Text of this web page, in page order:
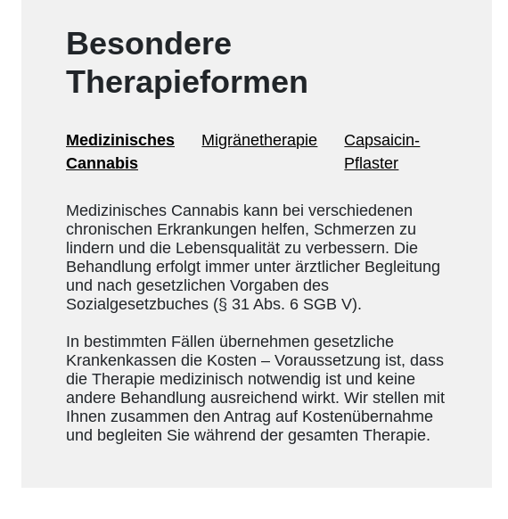
Besondere
Therapieformen
Medizinisches
Cannabis
Migränetherapie
Capsaicin-
Pflaster
Medizinisches Cannabis kann bei verschiedenen
chronischen Erkrankungen helfen, Schmerzen zu
lindern und die Lebensqualität zu verbessern. Die
Behandlung erfolgt immer unter ärztlicher Begleitung
und nach gesetzlichen Vorgaben des
Sozialgesetzbuches (§ 31 Abs. 6 SGB V).
In bestimmten Fällen übernehmen gesetzliche
Krankenkassen die Kosten – Voraussetzung ist, dass
die Therapie medizinisch notwendig ist und keine
andere Behandlung ausreichend wirkt. Wir stellen mit
Ihnen zusammen den Antrag auf Kostenübernahme
und begleiten Sie während der gesamten Therapie.